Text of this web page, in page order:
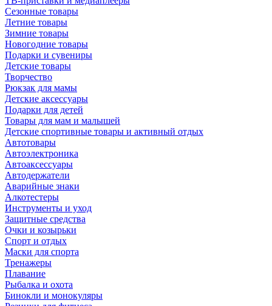
Сезонные товары
Летние товары
Зимние товары
Новогодние товары
Подарки и сувениры
Детские товары
Творчество
Рюкзак для мамы
Детские аксессуары
Подарки для детей
Товары для мам и малышей
Детские спортивные товары и активный отдых
Автотовары
Автоэлектроника
Автоаксессуары
Автодержатели
Аварийные знаки
Алкотестеры
Инструменты и уход
Защитные средства
Очки и козырьки
Спорт и отдых
Маски для спорта
Тренажеры
Плавание
Рыбалка и охота
Бинокли и монокуляры